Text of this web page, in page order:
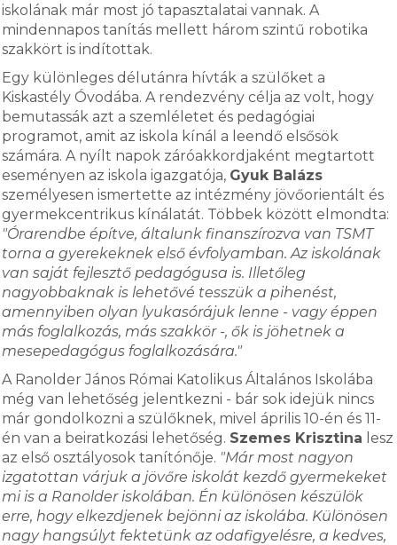
iskolának már most jó tapasztalatai vannak. A
mindennapos tanítás mellett három szintű robotika
szakkört is indítottak.
Egy különleges délutánra hívták a szülőket a
Kiskastély Óvodába. A rendezvény célja az volt, hogy
bemutassák azt a szemléletet és pedagógiai
programot, amit az iskola kínál a leendő elsősök
számára. A nyílt napok záróakkordjaként megtartott
eseményen az iskola igazgatója, Gyuk Balázs
személyesen ismertette az intézmény jövőorientált és
gyermekcentrikus kínálatát. Többek között elmondta:
"Órarendbe építve, általunk finanszírozva van TSMT
torna a gyerekeknek első évfolyamban. Az iskolának
van saját fejlesztő pedagógusa is. Illetőleg
nagyobbaknak is lehetővé tesszük a pihenést,
amennyiben olyan lyukasórájuk lenne - vagy éppen
más foglalkozás, más szakkör -, ők is jöhetnek a
mesepedagógus foglalkozására."
A Ranolder János Római Katolikus Általános Iskolába
még van lehetőség jelentkezni - bár sok idejük nincs
már gondolkozni a szülőknek, mivel április 10-én és 11-
én van a beiratkozási lehetőség. Szemes Krisztina lesz
az első osztályosok tanítónője. "Már most nagyon
izgatottan várjuk a jövőre iskolát kezdő gyermekeket
mi is a Ranolder iskolában. Én különösen készülök
erre, hogy elkezdjenek bejönni az iskolába. Különösen
nagy hangsúlyt fektetünk az odafigyelésre, a kedves,